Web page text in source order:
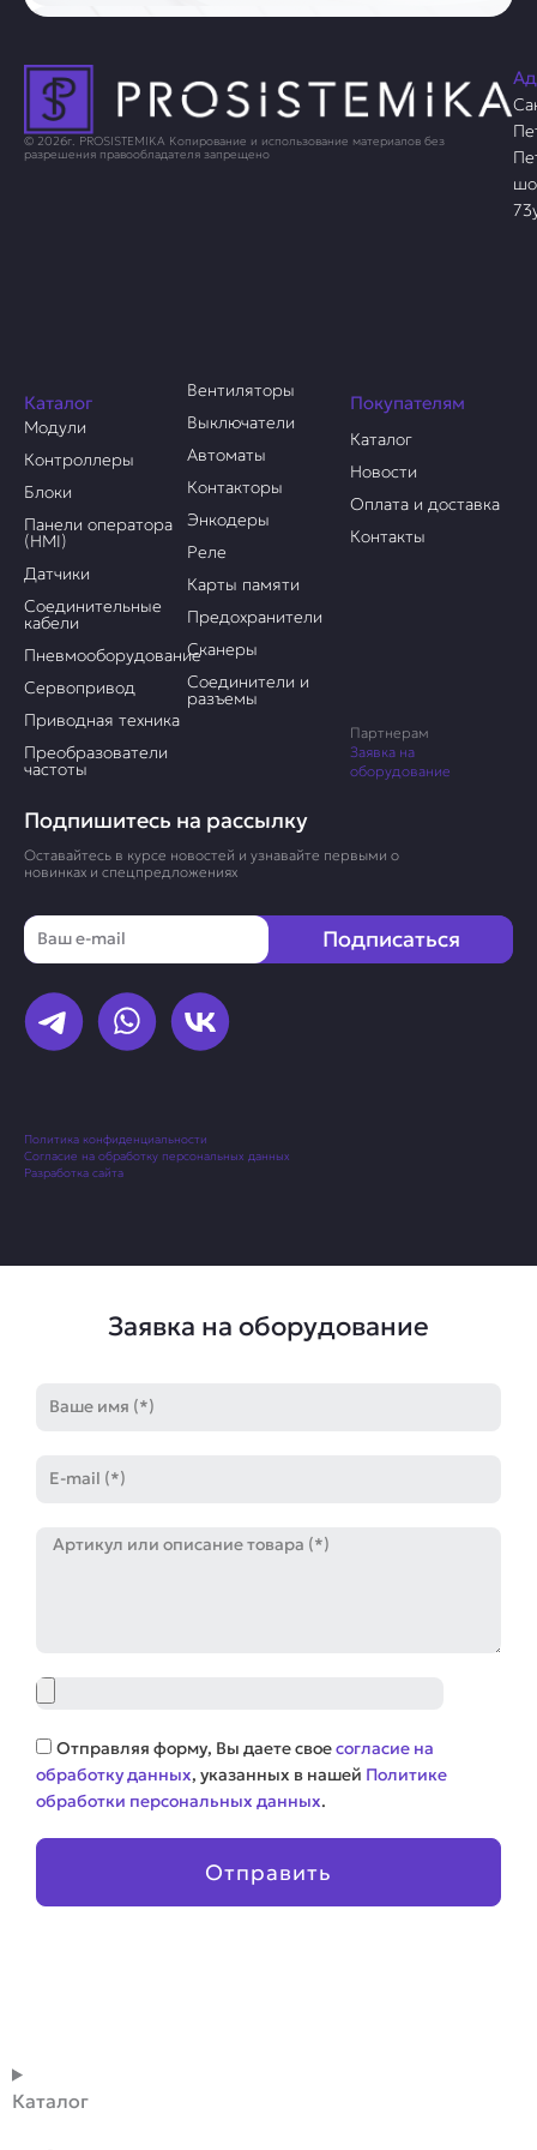
© 2026г. PROSISTEMIKA Копирование и использование материалов без
разрешения правообладателя запрещено
Подпишитесь на рассылку
Оставайтесь в курсе новостей и узнавайте первыми о
новинках и спецпредложениях
Email
Подписаться
Политика конфиденциальности
Согласие на обработку персональных данных
Разработка сайта
Каталог
Модули
Контроллеры
Блоки
Панели оператора
(HMI)
Датчики
Соединительные
кабели
Пневмооборудование
Сервопривод
Приводная техника
Преобразователи
частоты
Вентиляторы
Выключатели
Автоматы
Контакторы
Энкодеры
Реле
Карты памяти
Предохранители
Сканеры
Соединители и
разъемы
Покупателям
Каталог
Новости
Оплата и доставка
Контакты
Партнерам
Заявка на
оборудование
Заявка на оборудование
mail
Артикул
Файл
Соглашение
Отправляя форму, Вы даете своесогласие на
обработку данных, указанных в нашей Политике
обработки персональных данных.
Отправить
Каталог